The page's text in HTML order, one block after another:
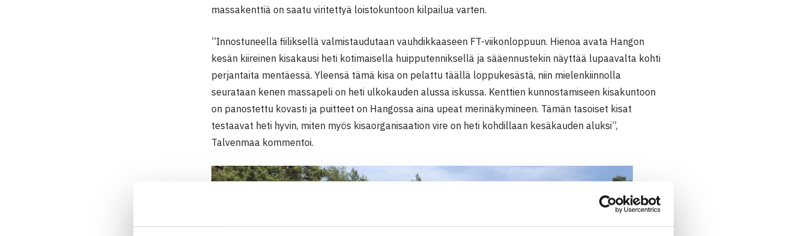
massakenttiä on saatu viritettyä loistokuntoon kilpailua varten.
”Innostuneella fiiliksellä valmistaudutaan vauhdikkaaseen FT-viikonloppuun. Hienoa avata Hangon
kesän kiireinen kisakausi heti kotimaisella huipputenniksellä ja sääennustekin näyttää lupaavalta kohti
perjantaita mentäessä. Yleensä tämä kisa on pelattu täällä loppukesästä, niin mielenkiinnolla
seurataan kenen massapeli on heti ulkokauden alussa iskussa. Kenttien kunnostamiseen kisakuntoon
on panostettu kovasti ja puitteet on Hangossa aina upeat merinäkymineen. Tämän tasoiset kisat
testaavat heti hyvin, miten myös kisaorganisaation vire on heti kohdillaan kesäkauden aluksi”,
Talvenmaa kommentoi.